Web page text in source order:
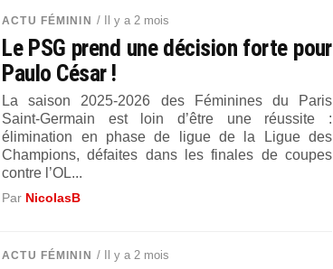
ACTU FÉMININ / Il y a 2 mois
Le PSG prend une décision forte pour
Paulo César !
La saison 2025-2026 des Féminines du Paris
Saint-Germain est loin d’être une réussite :
élimination en phase de ligue de la Ligue des
Champions, défaites dans les finales de coupes
contre l’OL...
Par NicolasB
ACTU FÉMININ / Il y a 2 mois